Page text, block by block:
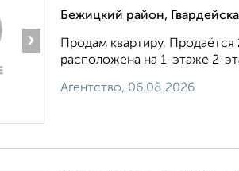
›
Бежицкий район,
Продам квартиру. Продаётся
расположена на 1-этажe 2-
Агентство, 06.08.2026